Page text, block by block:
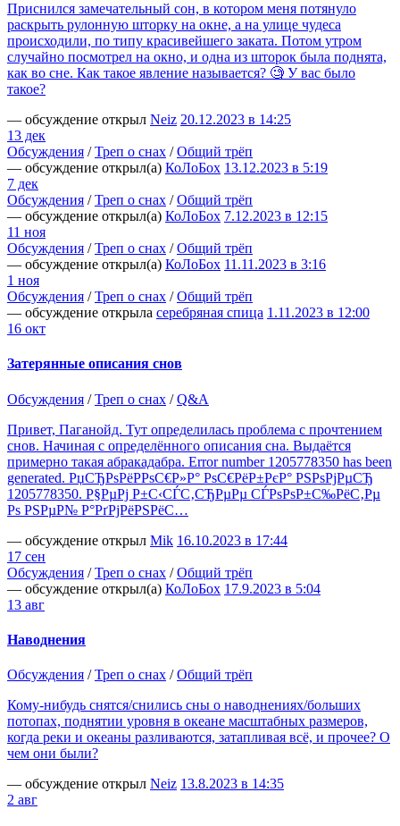
Приснился замечательный сон, в котором меня потянуло
раскрыть рулонную шторку на окне, а на улице чудеса
происходили, по типу красивейшего заката. Потом утром
случайно посмотрел на окно, и одна из шторок была поднята,
как во сне. Как такое явление называется? 🧐 У вас было
такое?
— обсуждение открыл Neiz 20.12.2023 в 14:25
13 дек
Обсуждения /Треп о снах /Общий трёп
— обсуждение открыл(а) КоЛоБох 13.12.2023 в 5:19
7 дек
Обсуждения /Треп о снах /Общий трёп
— обсуждение открыл(а) КоЛоБох 7.12.2023 в 12:15
11 ноя
Обсуждения /Треп о снах /Общий трёп
— обсуждение открыл(а) КоЛоБох 11.11.2023 в 3:16
1 ноя
Обсуждения /Треп о снах /Общий трёп
— обсуждение открыла серебряная спица 1.11.2023 в 12:00
16 окт
Затерянные описания снов
Обсуждения /Треп о снах /Q&A
Привет, Паганойд. Тут определилась проблема с прочтением
снов. Начиная с определённого описания сна. Выдаётся
примерно такая абракадабра. Error number 1205778350 has been
generated. РџСЂРѕРёРРѕС€Р»Р° РѕС€РёР±РєР° РЅРѕРјРµСЂ
1205778350. Р§РµРј Р±С‹СЃС‚СЂРµРµ СЃРѕРѕР±С‰РёС‚Рµ
Рѕ РЅРµР№ Р°РґРјРёРЅРёС…
— обсуждение открыл Mik 16.10.2023 в 17:44
17 сен
Обсуждения /Треп о снах /Общий трёп
— обсуждение открыл(а) КоЛоБох 17.9.2023 в 5:04
13 авг
Наводнения
Обсуждения /Треп о снах /Общий трёп
Кому-нибудь снятся/снились сны о наводнениях/больших
потопах, поднятии уровня в океане масштабных размеров,
когда реки и океаны разливаются, затапливая всё, и прочее? О
чем они были?
— обсуждение открыл Neiz 13.8.2023 в 14:35
2 авг